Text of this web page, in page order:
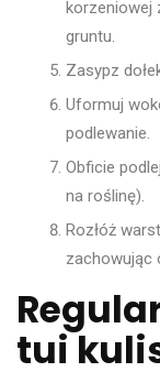
korzeniowej
gruntu.
Zasypz
Uformuj
podlewanie.
Obficie
na roślinę).
Rozłóż
zachowując
tui